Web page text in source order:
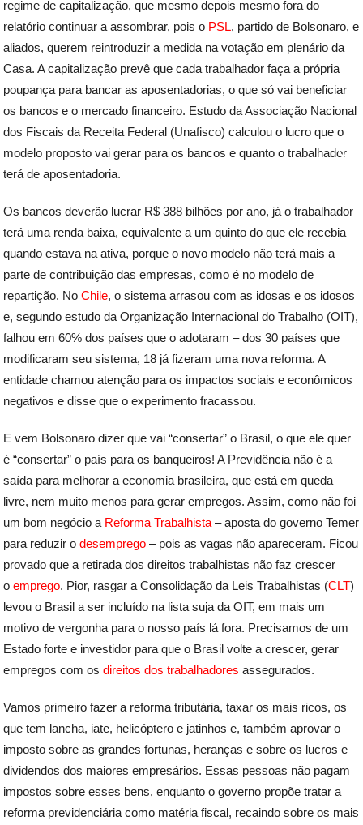
regime de capitalização, que mesmo depois mesmo fora do
relatório continuar a assombrar, pois o PSL, partido de Bolsonaro, e
aliados, querem reintroduzir a medida na votação em plenário da
Casa. A capitalização prevê que cada trabalhador faça a própria
poupança para bancar as aposentadorias, o que só vai beneficiar
os bancos e o mercado financeiro. Estudo da Associação Nacional
dos Fiscais da Receita Federal (Unafisco) calculou o lucro que o
modelo proposto vai gerar para os bancos e quanto o trabalhador
terá de aposentadoria.
Os bancos deverão lucrar R$ 388 bilhões por ano, já o trabalhador
terá uma renda baixa, equivalente a um quinto do que ele recebia
quando estava na ativa, porque o novo modelo não terá mais a
parte de contribuição das empresas, como é no modelo de
repartição. NoChile, o sistema arrasou com as idosas e os idosos
e, segundo estudo da Organização Internacional do Trabalho (OIT),
falhou em 60% dos países que o adotaram – dos 30 países que
modificaram seu sistema, 18 já fizeram uma nova reforma. A
entidade chamou atenção para os impactos sociais e econômicos
negativos e disse que o experimento fracassou.
E vem Bolsonaro dizer que vai “consertar” o Brasil, o que ele quer
é “consertar” o país para os banqueiros! A Previdência não é a
saída para melhorar a economia brasileira, que está em queda
livre, nem muito menos para gerar empregos. Assim, como não foi
um bom negócio a Reforma Trabalhista – aposta do governo Temer
para reduzir odesemprego – pois as vagas não apareceram. Ficou
provado que a retirada dos direitos trabalhistas não faz crescer
oemprego. Pior, rasgar a Consolidação da Leis Trabalhistas (CLT)
levou o Brasil a ser incluído na lista suja da OIT, em mais um
motivo de vergonha para o nosso país lá fora. Precisamos de um
Estado forte e investidor para que o Brasil volte a crescer, gerar
empregos com osdireitos dos trabalhadores assegurados.
Vamos primeiro fazer a reforma tributária, taxar os mais ricos, os
que tem lancha, iate, helicóptero e jatinhos e, também aprovar o
imposto sobre as grandes fortunas, heranças e sobre os lucros e
dividendos dos maiores empresários. Essas pessoas não pagam
impostos sobre esses bens, enquanto o governo propõe tratar a
reforma previdenciária como matéria fiscal, recaindo sobre os mais